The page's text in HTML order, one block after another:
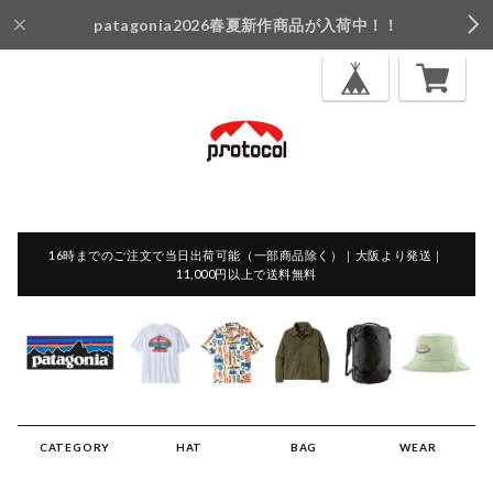
patagonia2026春夏新作商品が入荷中！！
16時までのご注文で当日出荷可能（一部商品除く）｜大阪より発送｜
11,000円以上で送料無料
CATEGORY HAT BAG WEAR